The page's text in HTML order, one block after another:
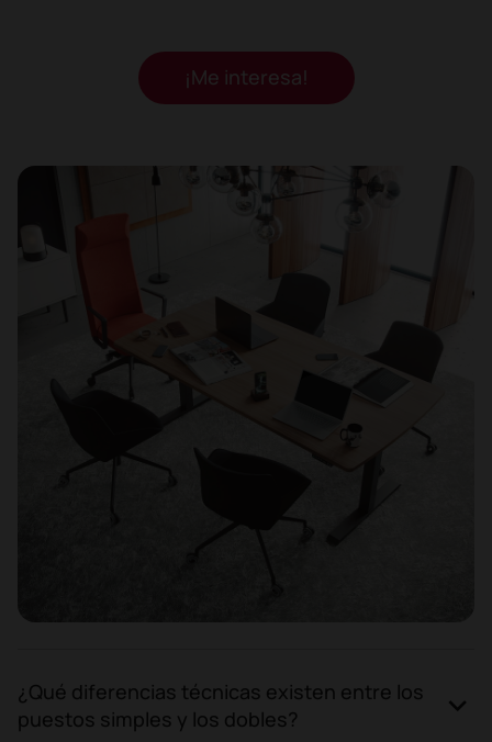
¡Me interesa!
¿Qué diferencias técnicas existen entre los
puestos simples y los dobles?